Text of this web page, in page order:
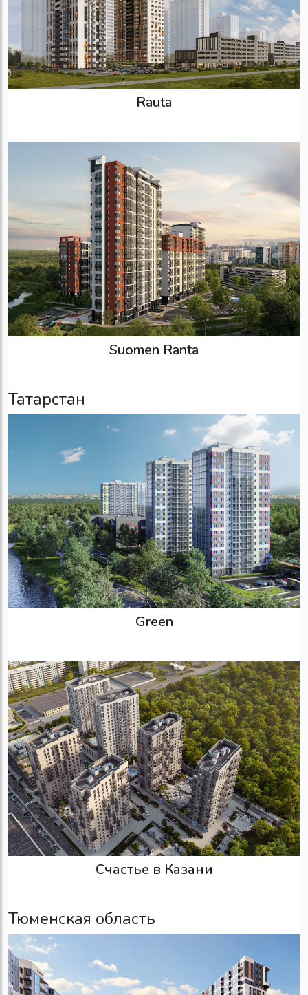
Rauta
Suomen Ranta
Татарстан
Green
Счастье в Казани
Тюменская область